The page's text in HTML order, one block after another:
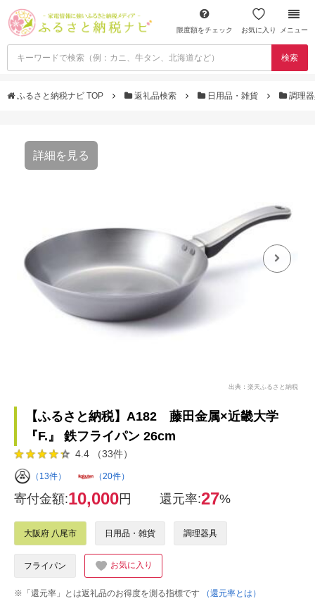
限度額をチェック お気に入り メニュー
検索
ふるさと納税ナビ TOP 返礼品検索 日用品・雑貨 調理
詳細を見る
出典：楽天ふるさと納税
【ふるさと納税】A182 藤田金属×近畿大学
『F.』 鉄フライパン 26cm
4.4 （33件）
（13件） （20件）
寄付金額:10,000円 還元率:27%
大阪府 八尾市 日用品・雑貨 調理器具
フライパン お気に入り
※「還元率」とは返礼品のお得度を測る指標です
（還元率とは）